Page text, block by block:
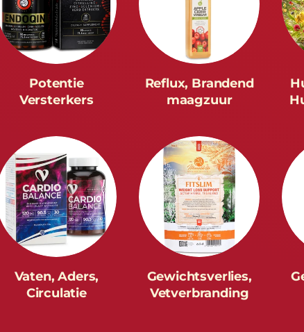
Potentie
Versterkers
Reflux, Brandend
maagzuur
Vaten, Aders,
Circulatie
Gewichtsverlies,
Vetverbranding